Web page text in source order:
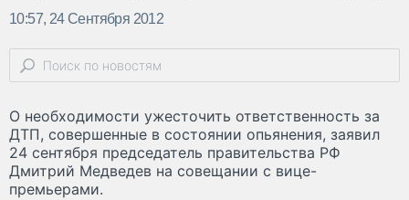
10:57, 24 Сентября 2012
О необходимости ужесточить ответственность за
ДТП, совершенные в состоянии опьянения, заявил
24 сентября председатель правительства РФ
Дмитрий Медведев на совещании с вице-
премьерами.